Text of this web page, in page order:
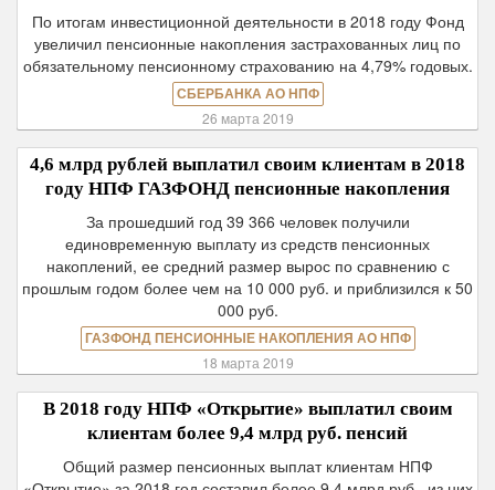
По итогам инвестиционной деятельности в 2018 году Фонд
увеличил пенсионные накопления застрахованных лиц по
обязательному пенсионному страхованию на 4,79% годовых.
СБЕРБАНКА АО НПФ
26 марта 2019
4,6 млрд рублей выплатил своим клиентам в 2018
году НПФ ГАЗФОНД пенсионные накопления
За прошедший год 39 366 человек получили
единовременную выплату из средств пенсионных
накоплений, ее средний размер вырос по сравнению с
прошлым годом более чем на 10 000 руб. и приблизился к 50
000 руб.
ГАЗФОНД ПЕНСИОННЫЕ НАКОПЛЕНИЯ АО НПФ
18 марта 2019
В 2018 году НПФ «Открытие» выплатил своим
клиентам более 9,4 млрд руб. пенсий
Общий размер пенсионных выплат клиентам НПФ